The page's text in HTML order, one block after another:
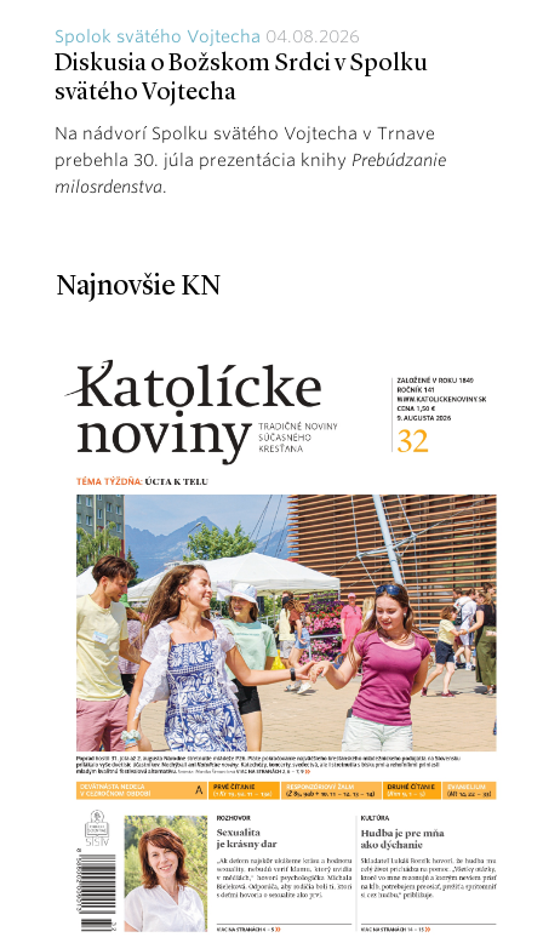
Spolok svätého Vojtecha 04.08.2026
Diskusia o Božskom Srdci v Spolku
svätého Vojtecha
Na nádvorí Spolku svätého Vojtecha v Trnave
prebehla 30. júla prezentácia knihy Prebúdzanie
milosrdenstva.
Najnovšie KN